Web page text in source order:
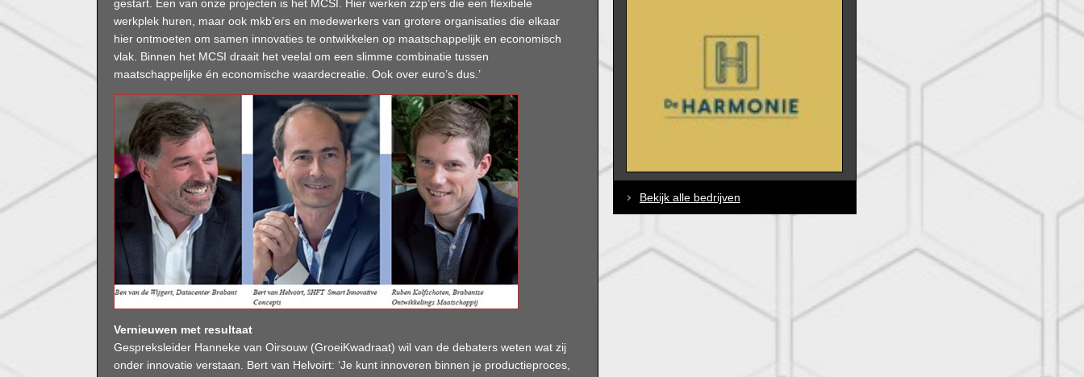
gestart. Een van onze projecten is het MCSI. Hier werken zzp’ers die een flexibele
werkplek huren, maar ook mkb’ers en medewerkers van grotere organisaties die elkaar
hier ontmoeten om samen innovaties te ontwikkelen op maatschappelijk en economisch
vlak. Binnen het MCSI draait het veelal om een slimme combinatie tussen
maatschappelijke én economische waardecreatie. Ook over euro’s dus.’
Vernieuwen met resultaat
Gespreksleider Hanneke van Oirsouw (GroeiKwadraat) wil van de debaters weten wat zij
onder innovatie verstaan. Bert van Helvoirt: ‘Je kunt innoveren binnen je productieproces,
Bekijk alle bedrijven